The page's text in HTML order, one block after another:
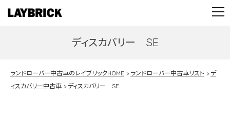
CONTACT
ディスカバリー SE
ランドローバー中古車のレイブリックHOME ランドローバー中古車リスト
デ
ィスカバリー中古車
ディスカバリー SE